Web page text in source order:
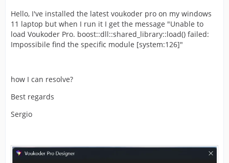
Hello, I've installed the latest voukoder pro on my windows
11 laptop but when I run it I get the message "Unable to
load Voukoder Pro. boost::dll::shared_library::load() failed:
Impossibile find the specific module [system:126]"
how I can resolve?
Best regards
Sergio